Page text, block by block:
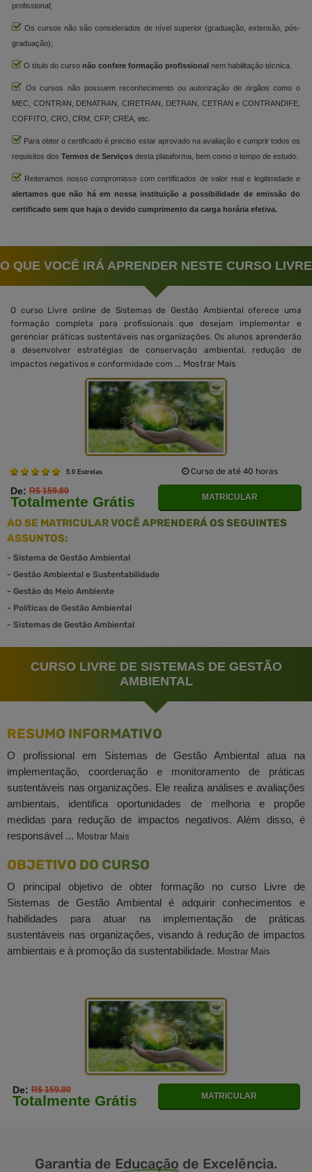
profissional;
Os cursos não são considerados de nível superior (graduação, extensão, pós-
graduação);
O título do curso não confere formação profissional nem habilitação técnica.
Os cursos não possuem reconhecimento ou autorização de órgãos como o
MEC, CONTRAN, DENATRAN, CIRETRAN, DETRAN, CETRAN e CONTRANDIFE,
COFFITO, CRO, CRM, CFP, CREA, etc.
Para obter o certificado é preciso estar aprovado na avaliação e cumprir todos os
requisitos dos Termos de Serviços desta plataforma, bem como o tempo de estudo.
Reiteramos nosso compromisso com certificados de valor real e legitimidade e
alertamos que não há em nossa instituição a possibilidade de emissão do
certificado sem que haja o devido cumprimento da carga horária efetiva.
O QUE VOCÊ IRÁ APRENDER NESTE CURSO LIVRE
O curso Livre online de Sistemas de Gestão Ambiental oferece uma
formação completa para profissionais que desejam implementar e
gerenciar práticas sustentáveis nas organizações. Os alunos aprenderão
a desenvolver estratégias de conservação ambiental, redução de
impactos negativos e conformidade com ... Mostrar Mais
5.0 Estrelas Curso de até 40 horas
De: R$ 159.80
Totalmente Grátis MATRICULAR
AO SE MATRICULAR VOCÊ APRENDERÁ OS SEGUINTES
ASSUNTOS:
- Sistema de Gestão Ambiental
- Gestão Ambiental e Sustentabilidade
- Gestão do Meio Ambiente
- Políticas de Gestão Ambiental
- Sistemas de Gestão Ambiental
CURSO LIVRE DE SISTEMAS DE GESTÃO
AMBIENTAL
RESUMO INFORMATIVO
O profissional em Sistemas de Gestão Ambiental atua na
implementação, coordenação e monitoramento de práticas
sustentáveis nas organizações. Ele realiza análises e avaliações
ambientais, identifica oportunidades de melhoria e propõe
medidas para redução de impactos negativos. Além disso, é
responsável ... Mostrar Mais
OBJETIVO DO CURSO
O principal objetivo de obter formação no curso Livre de
Sistemas de Gestão Ambiental é adquirir conhecimentos e
habilidades para atuar na implementação de práticas
sustentáveis nas organizações, visando à redução de impactos
ambientais e à promoção da sustentabilidade. Mostrar Mais
De:R$ 159.80
Totalmente Grátis MATRICULAR
Garantia de Educação de Excelência.